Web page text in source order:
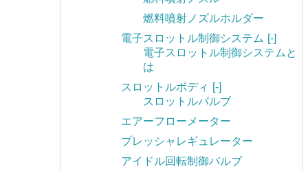
燃料噴射ノズルホルダー
電子スロットル制御システム [-]
電子スロットル制御システムと
は
スロットルボディ [-]
スロットルバルブ
エアーフローメーター
プレッシャレギュレーター
アイドル回転制御バルブ